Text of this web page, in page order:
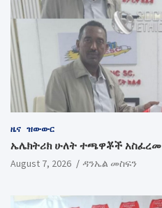
ዜና ዝውውር
ኤሌክትሪክ ሁለት ተጫዋቾች አስፈረመ
August 7, 2026 ዳንኤል መስፍን